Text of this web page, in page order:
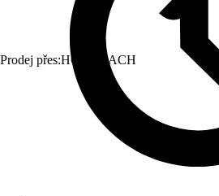
Prodej přes:HORNBACH